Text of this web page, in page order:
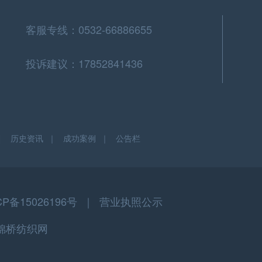
客服专线：0532-66886655
投诉建议：17852841436
历史资讯 ｜ 成功案例 ｜ 公告栏
备15026196号 ｜ 营业执照公示
桥纺织网